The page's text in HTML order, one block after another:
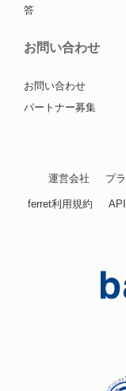
答
お問い合わせ
お問い合わせ
パートナー募集
運営会社 プ
ferret利用規約